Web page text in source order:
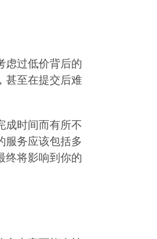
虑过低价背后的
甚至在提交后难
成时间而有所不
服务应该包括多
终将影响到你的